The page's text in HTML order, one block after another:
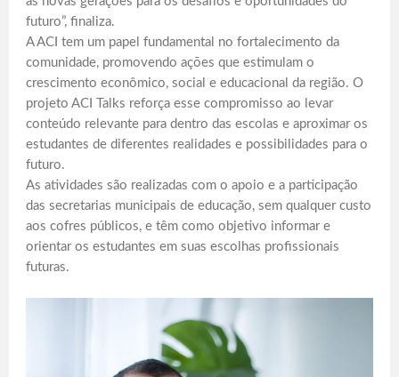
futuro”, finaliza.
A ACI tem um papel fundamental no fortalecimento da
comunidade, promovendo ações que estimulam o
crescimento econômico, social e educacional da região. O
projeto ACI Talks reforça esse compromisso ao levar
conteúdo relevante para dentro das escolas e aproximar os
estudantes de diferentes realidades e possibilidades para o
futuro.
As atividades são realizadas com o apoio e a participação
das secretarias municipais de educação, sem qualquer custo
aos cofres públicos, e têm como objetivo informar e
orientar os estudantes em suas escolhas profissionais
futuras.